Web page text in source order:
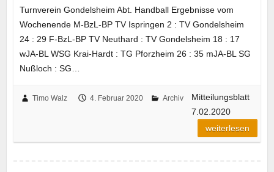
Turnverein Gondelsheim Abt. Handball Ergebnisse vom
Wochenende M-BzL-BP TV Ispringen 2 : TV Gondelsheim
24 : 29 F-BzL-BP TV Neuthard : TV Gondelsheim 18 : 17
wJA-BL WSG Krai-Hardt : TG Pforzheim 26 : 35 mJA-BL SG
Nußloch : SG…
Timo Walz 4. Februar 2020 Archiv
Mitteilungsblatt
7.02.2020
weiterlesen